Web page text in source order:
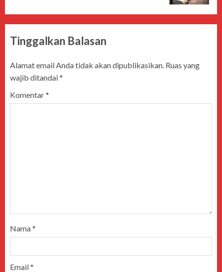
Tinggalkan Balasan
Alamat email Anda tidak akan dipublikasikan. Ruas yang
wajib ditandai*
Komentar*
Nama*
Email*